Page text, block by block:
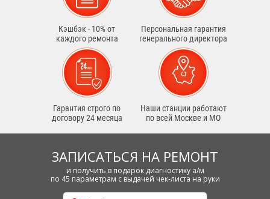
Кэшбэк - 10% от
каждого ремонта
Персональная гарантия
генерального директора
Гарантия строго по
договору 24 месяца
Наши станции работают
по всей Москве и МО
ЗАПИСАТЬСЯ НА РЕМОНТ
и получить в подарок диагностику а/м
по 45 параметрам с выдачей чек-листа на руки